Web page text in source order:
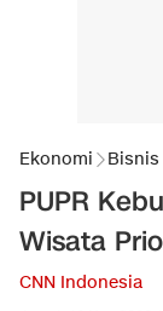
Ekonomi Bisnis
PUPR
Wisata
CNN Indonesia